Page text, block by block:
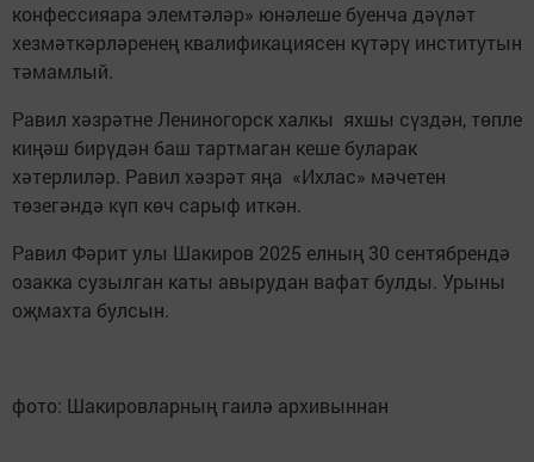
конфессияара элемтәләр» юнәлеше буенча дәүләт
хезмәткәрләренең квалификациясен күтәрү институтын
тәмамлый.
Равил хәзрәтне Лениногорск халкы яхшы сүздән, төпле
киңәш бирүдән баш тартмаган кеше буларак
хәтерлиләр. Равил хәзрәт яңа «Ихлас» мәчетен
төзегәндә күп көч сарыф иткән.
Равил Фәрит улы Шакиров 2025 елның 30 сентябрендә
озакка сузылган каты авырудан вафат булды. Урыны
оҗмахта булсын.
фото: Шакировларның гаилә архивыннан